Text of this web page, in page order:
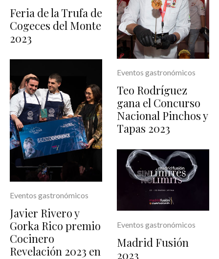
Feria de la Trufa de
Cogeces del Monte
2023
Eventos gastronómicos
Javier Rivero y
Gorka Rico premio
Cocinero
Revelación 2023 en
Eventos gastronómicos
Teo Rodríguez
gana el Concurso
Nacional Pinchos y
Tapas 2023
Eventos gastronómicos
Madrid Fusión
2023